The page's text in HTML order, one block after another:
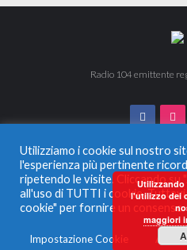
Radio 104 emittente
© 2024 Radio 104. Tutti i diritti
anche
Radio Monferrato Srl - P.IVA
ricevuto aiuti di Stato e aiuti de
pubblicazione nel Registro
Utilizziamo i cookie sul nostro
l'esperienza più pertinente
ripetendo le visite. Cliccando
all'uso di TUTTI i cookie.
cookie" per fornire un
Impostazione Cookie
Utilizzando
l'utilizzo dei
maggiori